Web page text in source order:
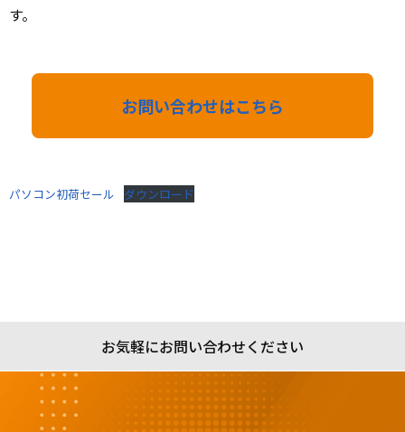
す。
お問い合わせはこちら
パソコン初荷セール ダウンロード
お気軽にお問い合わせください